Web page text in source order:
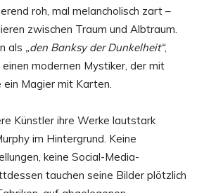
roh, mal melancholisch zart –
zwischen Traum und Albtraum.
als „den Banksy der Dunkelheit“,
modernen Mystiker, der mit
Magier mit Karten.
Künstler ihre Werke lautstark
im Hintergrund. Keine
keine Social-Media-
tauchen seine Bilder plötzlich